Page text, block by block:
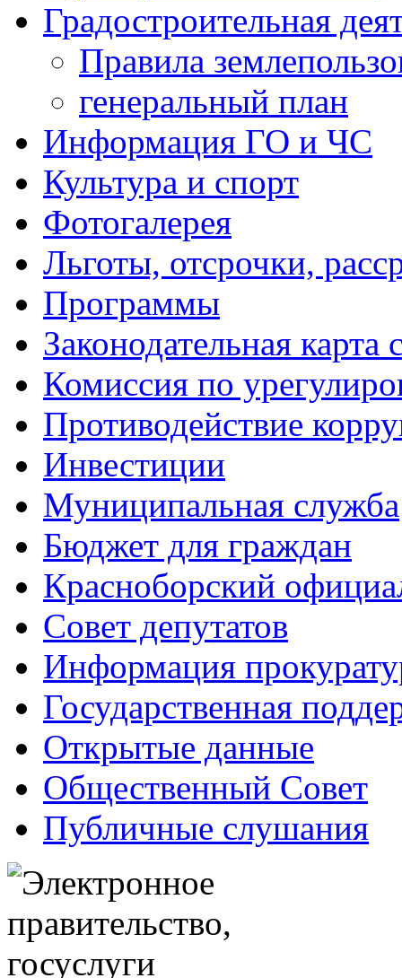
Градостроительная
Правила
генеральный план
Информация ГО и ЧС
Культура и спорт
Фотогалерея
Льготы, отсрочки,
Программы
Законодательная карта
Комиссия по
Противодействие
Инвестиции
Муниципальная служба
Бюджет для граждан
Красноборский
Совет депутатов
Информация
Государственная
Открытые данные
Общественный Совет
Публичные слушания